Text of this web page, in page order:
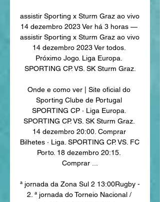
assistir Sporting x Sturm Graz ao vivo
14 dezembro 2023 Ver há 3 horas —
assistir Sporting x Sturm Graz ao vivo
14 dezembro 2023 Ver todos.
Próximo Jogo. Liga Europa.
SPORTING CP. VS. SK Sturm Graz.
Onde e como ver | Site oficial do
Sporting Clube de Portugal
SPORTING CP · Liga Europa.
SPORTING CP. VS. SK Sturm Graz.
14 dezembro 20:00. Comprar
Bilhetes · Liga. SPORTING CP. VS. FC
Porto. 18 dezembro 20:15.
Comprar ...
ª jornada da Zona Sul 2 13:00Rugby -
2. ª jornada do Torneio Nacional /